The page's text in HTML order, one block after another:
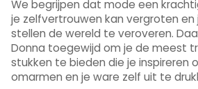
We begrijpen dat mode een
je zelfvertrouwen kan vergroten en
stellen de wereld te veroveren.
Donna toegewijd om je de meest
stukken te bieden die je inspireren
omarmen en je ware zelf uit te